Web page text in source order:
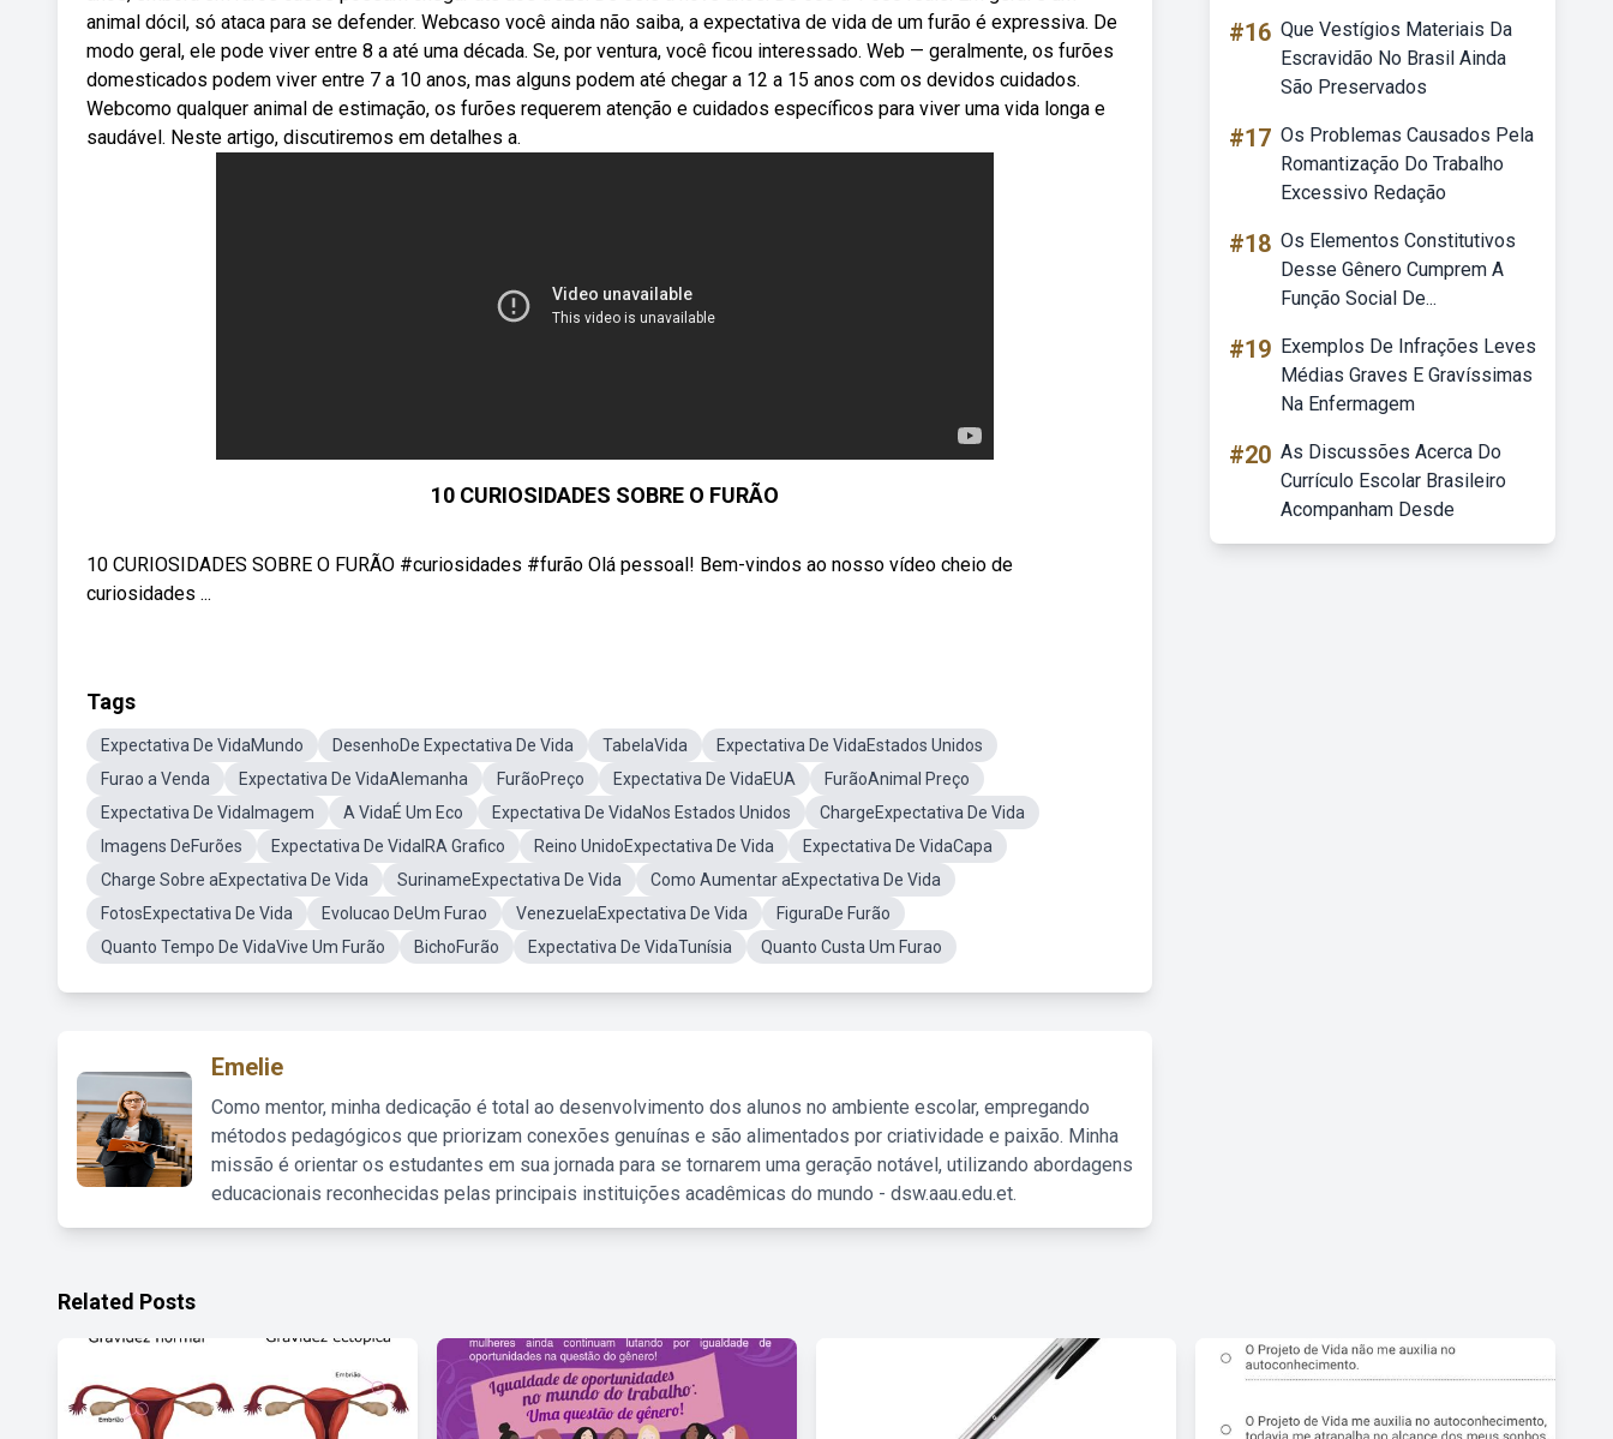
animal dócil, só ataca para se defender. Webcaso você ainda não saiba, a expectativa de vida de um furão é expressiva. De
modo geral, ele pode viver entre 8 a até uma década. Se, por ventura, você ficou interessado. Web — geralmente, os furões
domesticados podem viver entre 7 a 10 anos, mas alguns podem até chegar a 12 a 15 anos com os devidos cuidados.
Webcomo qualquer animal de estimação, os furões requerem atenção e cuidados específicos para viver uma vida longa e
saudável. Neste artigo, discutiremos em detalhes a.
10 CURIOSIDADES SOBRE O FURÃO
10 CURIOSIDADES SOBRE O FURÃO #curiosidades #furão Olá pessoal! Bem-vindos ao nosso vídeo cheio de
curiosidades ...
Tags
Expectativa De VidaMundo DesenhoDe Expectativa De Vida TabelaVida
Expectativa De VidaEstados Unidos
Furao a Venda
Expectativa De VidaAlemanha FurãoPreço Expectativa De VidaEUA
FurãoAnimal Preço
Expectativa De VidaImagem
A VidaÉ Um Eco Expectativa De VidaNos Estados Unidos
ChargeExpectativa De Vida
Imagens DeFurões
Expectativa De VidaIRA Grafico Reino UnidoExpectativa De Vida
Expectativa De VidaCapa
Charge Sobre aExpectativa De Vida
SurinameExpectativa De Vida
Como Aumentar aExpectativa De Vida
FotosExpectativa De Vida
Evolucao DeUm Furao VenezuelaExpectativa De Vida
FiguraDe Furão
Quanto Tempo De VidaVive Um Furão
BichoFurão Expectativa De VidaTunísia Quanto Custa Um Furao
Emelie
Como mentor, minha dedicação é total ao desenvolvimento dos alunos no ambiente escolar, empregando
métodos pedagógicos que priorizam conexões genuínas e são alimentados por criatividade e paixão. Minha
missão é orientar os estudantes em sua jornada para se tornarem uma geração notável, utilizando abordagens
educacionais reconhecidas pelas principais instituições acadêmicas do mundo - dsw.aau.edu.et.
#16 Que Vestígios Materiais Da
Escravidão No Brasil Ainda
São Preservados
#17 Os Problemas Causados Pela
Romantização Do Trabalho
Excessivo Redação
#18 Os Elementos Constitutivos
Desse Gênero Cumprem A
Função Social De...
#19 Exemplos De Infrações Leves
Médias Graves E Gravíssimas
Na Enfermagem
#20 As Discussões Acerca Do
Currículo Escolar Brasileiro
Acompanham Desde
Related Posts